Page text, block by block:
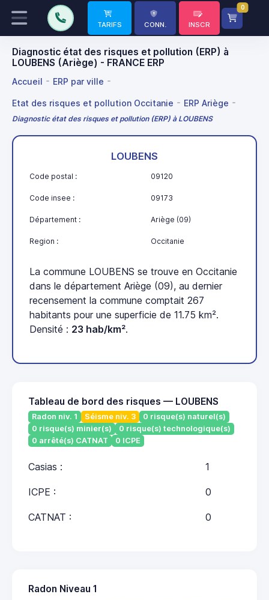
TARIFS CONN. INSCR
0
Diagnostic état des risques et pollution (ERP) à
LOUBENS (Ariège) - FRANCE ERP
Accueil ERP par ville
Etat des risques et pollution Occitanie ERP Ariège
Diagnostic état des risques et pollution (ERP) à LOUBENS
LOUBENS
Code postal : 09120
Code insee : 09173
Département : Ariège (09)
Region : Occitanie
La commune LOUBENS se trouve en Occitanie
dans le département Ariège (09), au dernier
recensement la commune comptait 267
habitants pour une superficie de 11.75 km².
Densité : 23 hab/km².
Tableau de bord des risques — LOUBENS
Radon niv. 1 Séisme niv. 3
0 risque(s) naturel(s)
0 risque(s) minier(s)
0 risque(s) technologique(s)
0 arrêté(s) CATNAT
0 ICPE
Casias : 1
ICPE : 0
CATNAT : 0
Radon Niveau 1